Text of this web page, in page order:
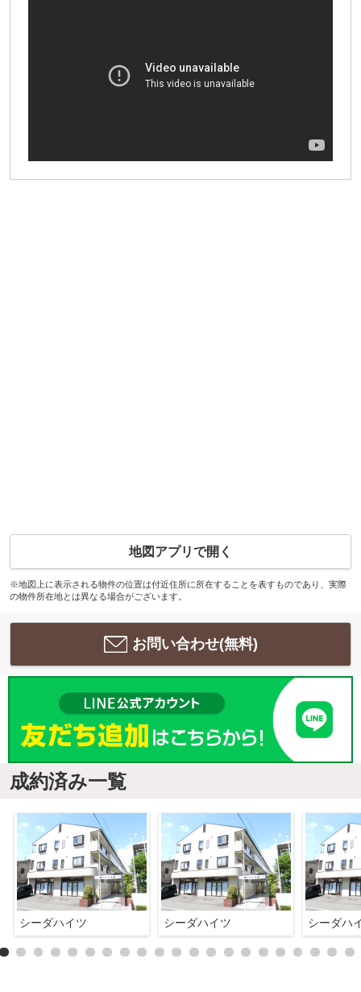
地図アプリで開く
※地図上に表示される物件の位置は付近住所に所在することを表すものであり、実際
の物件所在地とは異なる場合がございます。
お問い合わせ(無料)
成約済み一覧
シーダハイツ シーダハイツ シーダハ